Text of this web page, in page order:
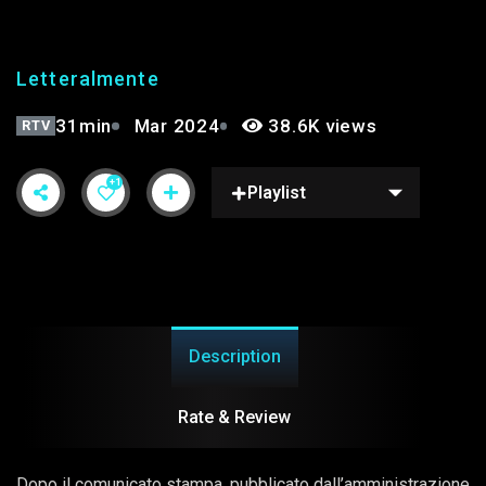
Letteralmente
RTV 31min Mar 2024 38.6K views
+1
Playlist
Description
Rate & Review